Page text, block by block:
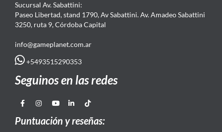
Sucursal Av. Sabattini:
Paseo Libertad, stand 1790, Av Sabattini. Av. Amadeo Sabattini
3250, ruta 9, Córdoba Capital
info@gameplanet.com.ar
+5493515290353
Seguinos en las redes
Puntuación y reseñas: